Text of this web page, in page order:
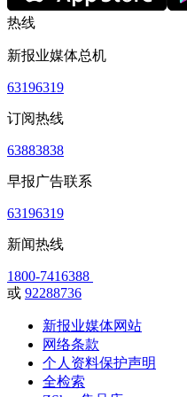
热线
新报业媒体总机
63196319
订阅热线
63883838
早报广告联系
63196319
新闻热线
1800-7416388
或 92288736
新报业媒体网站
网络条款
个人资料保护声明
全检索